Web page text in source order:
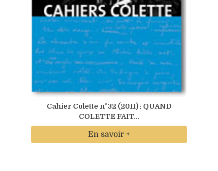
Cahier Colette n°32 (2011) : QUAND
COLETTE FAIT...
En savoir +